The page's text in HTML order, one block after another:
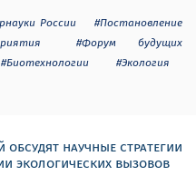
России
#Постановление
#Форум будущих
#Биотехнологии
#Экология
научные стратегии
экологических вызовов